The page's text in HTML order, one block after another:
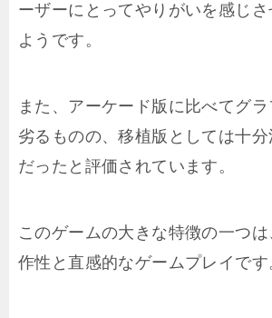
ーザーにとってやりがいを感じ
ようです。
また、アーケード版に比べてグ
劣るものの、移植版としては十
だったと評価されています。
このゲームの大きな特徴の一つ
作性と直感的なゲームプレイです